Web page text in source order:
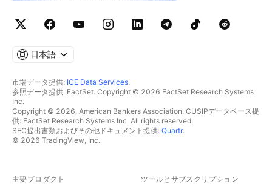
日本語
市場データ提供: ICE Data Services.
参照データ提供: FactSet. Copyright © 2026 FactSet Research Systems
Inc.
Copyright © 2026, American Bankers Association. CUSIPデータベース提
供: FactSet Research Systems Inc. All rights reserved.
SEC提出書類およびその他ドキュメント提供: Quartr.
© 2026 TradingView, Inc.
主要プロダクト ツールとサブスクリプション